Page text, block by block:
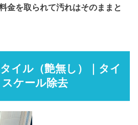
金を取られて汚れはそのままと
イル（艶無し）｜タイ
ケール除去